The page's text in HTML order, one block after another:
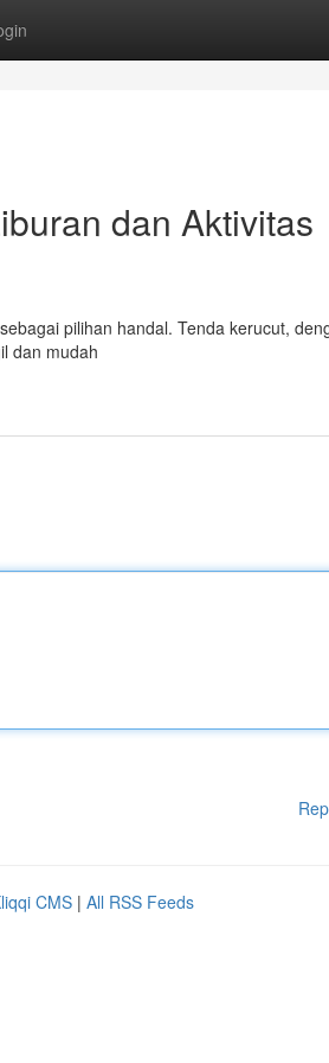
dan Aktivitas
pilihan handal. Tenda kerucut,
dan mudah
CMS | All RSS Feeds